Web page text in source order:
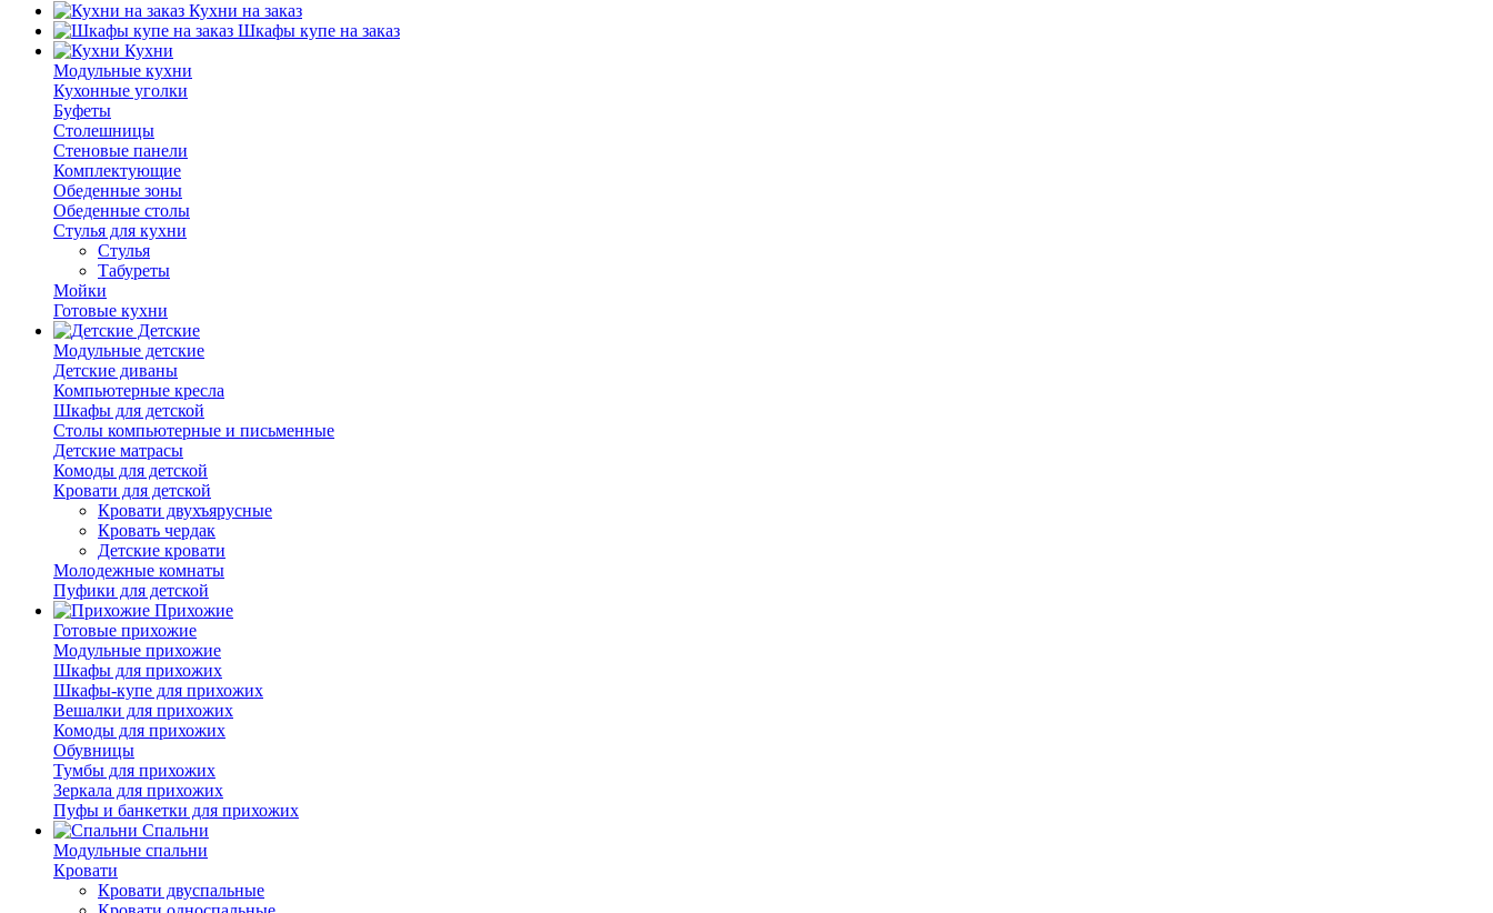
Кухни на заказ
Шкафы купе на заказ
Кухни
Модульные кухни
Кухонные уголки
Буфеты
Столешницы
Стеновые панели
Комплектующие
Обеденные зоны
Обеденные столы
Стулья для кухни
Cтулья
Табуреты
Мойки
Готовые кухни
Детские
Модульные детские
Детские диваны
Компьютерные кресла
Шкафы для детской
Столы компьютерные и письменные
Детские матрасы
Комоды для детской
Кровати для детской
Кровати двухъярусные
Кровать чердак
Детские кровати
Молодежные комнаты
Пуфики для детской
Прихожие
Готовые прихожие
Модульные прихожие
Шкафы для прихожих
Шкафы-купе для прихожих
Вешалки для прихожих
Комоды для прихожих
Обувницы
Тумбы для прихожих
Зеркала для прихожих
Пуфы и банкетки для прихожих
Спальни
Модульные спальни
Кровати
Кровати двуспальные